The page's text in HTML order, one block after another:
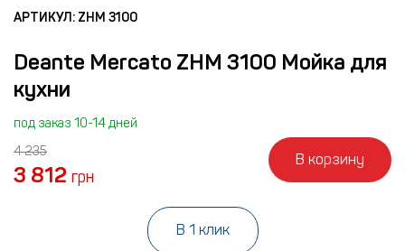
АРТИКУЛ: ZHM 3100
Deante Mercato ZHM 3100 Мойка для
кухни
под заказ 10-14 дней
4 235
3 812 грн
В корзину
В 1 клик